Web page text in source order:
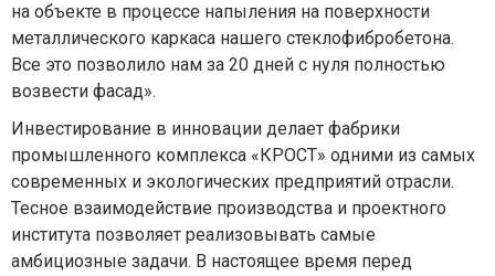
на объекте в процессе напыления на поверхности
металлического каркаса нашего стеклофибробетона.
Все это позволило нам за 20 дней с нуля полностью
возвести фасад».
Инвестирование в инновации делает фабрики
промышленного комплекса «КРОСТ» одними из самых
современных и экологических предприятий отрасли.
Тесное взаимодействие производства и проектного
института позволяет реализовывать самые
амбициозные задачи. В настоящее время перед